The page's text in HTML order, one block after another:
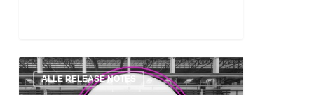
Update:
VersionALLE RELEASE NOTES